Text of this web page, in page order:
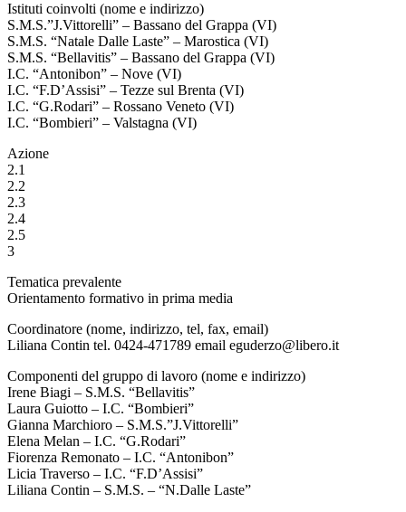
Istituti coinvolti (nome e indirizzo)
S.M.S.”J.Vittorelli” – Bassano del Grappa (VI)
S.M.S. “Natale Dalle Laste” – Marostica (VI)
S.M.S. “Bellavitis” – Bassano del Grappa (VI)
I.C. “Antonibon” – Nove (VI)
I.C. “F.D’Assisi” – Tezze sul Brenta (VI)
I.C. “G.Rodari” – Rossano Veneto (VI)
I.C. “Bombieri” – Valstagna (VI)
Azione
2.1
2.2
2.3
2.4
2.5
3
Tematica prevalente
Orientamento formativo in prima media
Coordinatore (nome, indirizzo, tel, fax, email)
Liliana Contin tel. 0424-471789 email eguderzo@libero.it
Componenti del gruppo di lavoro (nome e indirizzo)
Irene Biagi – S.M.S. “Bellavitis”
Laura Guiotto – I.C. “Bombieri”
Gianna Marchioro – S.M.S.”J.Vittorelli”
Elena Melan – I.C. “G.Rodari”
Fiorenza Remonato – I.C. “Antonibon”
Licia Traverso – I.C. “F.D’Assisi”
Liliana Contin – S.M.S. – “N.Dalle Laste”